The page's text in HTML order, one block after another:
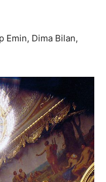
Emin, Dima Bilan,